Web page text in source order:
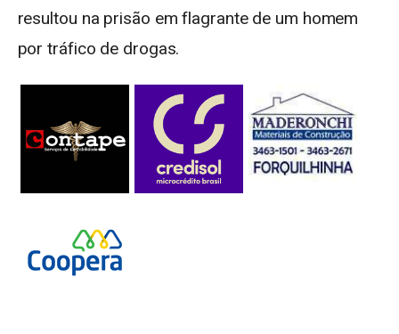
resultou na prisão em flagrante de um homem
por tráfico de drogas.